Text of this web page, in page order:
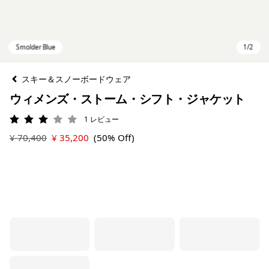
スキー＆スノーボードウェア
ウィメンズ・ストーム・シフト・ジャケット
評価: 3 / 5 1 レビュー
¥ 70,400 ¥ 35,200 (50% Off)